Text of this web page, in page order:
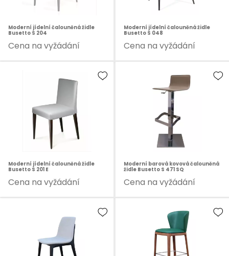
Moderní jídelní čalouněná židle
Busetto S 204
Cena na vyžádání
Moderní jídelní čalouněná židle
Busetto S 048
Cena na vyžádání
Moderní jídelní čalouněná židle
Busetto S 201 E
Cena na vyžádání
Moderní barová kovová čalouněná
židle Busetto S 471 SQ
Cena na vyžádání